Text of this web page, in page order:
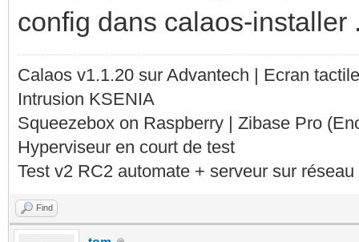
config dans calaos-installer
Calaos v1.1.20 sur Advantech | Ecran
Intrusion KSENIA
Squeezebox on Raspberry | Zibase Pro
Hyperviseur en court de test
Test v2 RC2 automate + serveur sur
Find